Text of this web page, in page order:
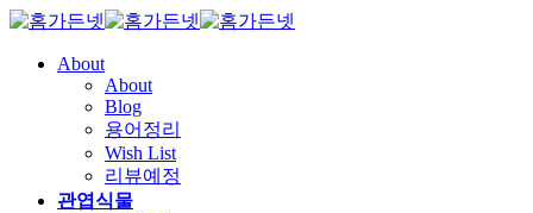
About
About
Blog
용어정리
Wish List
리뷰예정
관엽식물